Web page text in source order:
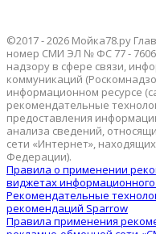
©2017 - 2026 Мойка78.ру
номер СМИ ЭЛ № ФС 77 -
надзору в сфере связи,
коммуникаций
информационном ресурсе
рекомендательные
предоставления
анализа сведений,
сети «Интернет»,
Федерации).
Правила о применении
виджетах
Рекомендательные
рекомендаций Sparrow
Правила применения